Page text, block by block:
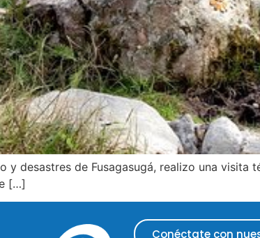
y desastres de Fusagasugá, realizo una visita
[…]
Conéctate con